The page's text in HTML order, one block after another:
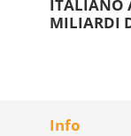
ITALIANO
MILIARDI
Info